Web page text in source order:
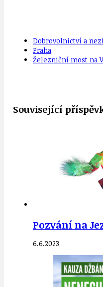
Dobrovolnictví a
Praha
Železniční most na
Související
Pozvání na
6.6.2023